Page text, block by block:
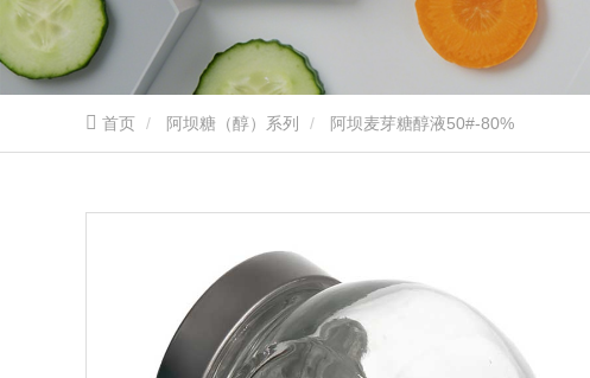
首页 阿坝糖（醇）系列 阿坝麦芽糖醇液50#-80%